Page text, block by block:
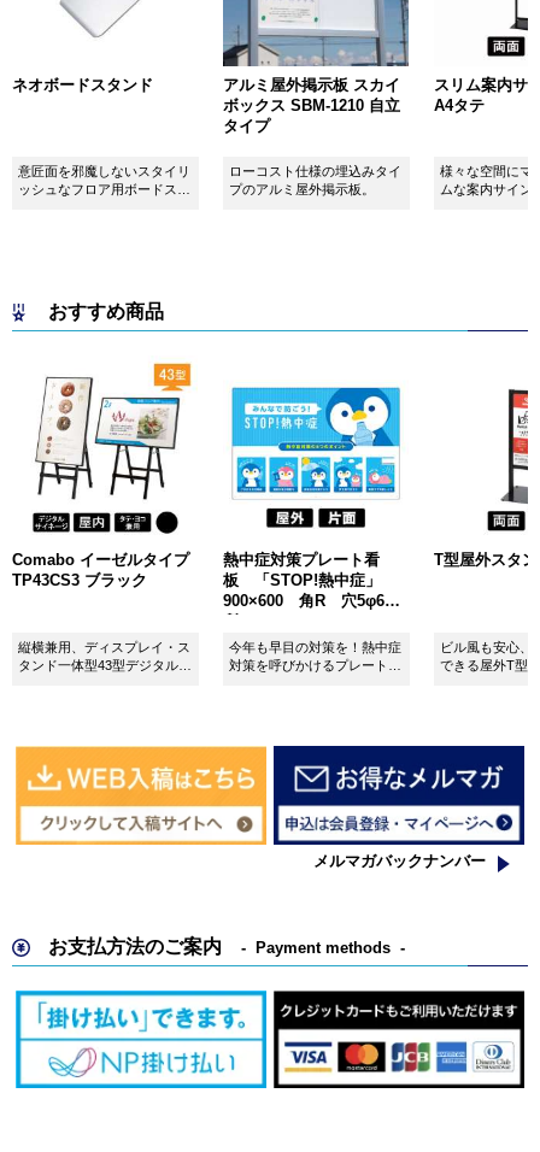
ネオボードスタンド
意匠面を邪魔しないスタイリ
ッシュなフロア用ボードスタ
アルミ屋外掲示板 スカイ
ボックス SBM-1210 自立
タイプ
ローコスト仕様の埋込みタイ
プのアルミ屋外掲示板。
スリム案内サ
A4タテ
様々な空間にマ
ムな案内サイン
おすすめ商品
Comabo イーゼルタイプ
TP43CS3 ブラック
縦横兼用、ディスプレイ・ス
タンド一体型43型デジタルサ
熱中症対策プレート看
板 「STOP!熱中症」
900×600 角R 穴5φ6カ
今年も早目の対策を！熱中症
対策を呼びかけるプレート看
T型屋外スタ
ビル風も安心、
できる屋外T型
メルマガバックナンバー
お支払方法のご案内 Payment methods